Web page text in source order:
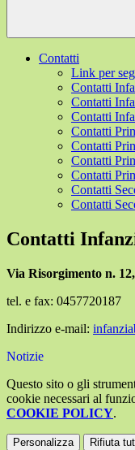
Contatti
Link per
Contatti
Contatti
Contatti
Contatti
Contatti
Contatti
Contatti
Contatti
Contatti
Contatti
Via Risorgimento n.
tel. e fax: 0457720187
Indirizzo e-mail:
Notizie
Questo sito o gli
cookie necessari al
COOKIE POLICY.
Personalizza Rifiuta